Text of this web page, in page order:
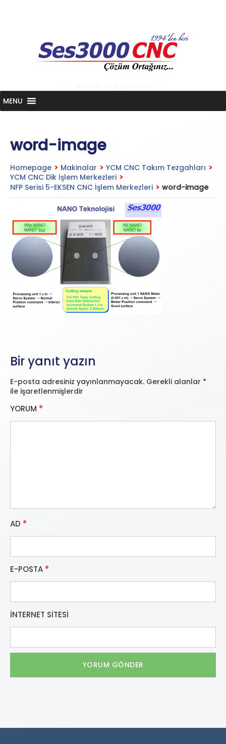
content
MENU
word-image
Homepage > Makinalar > YCM CNC Takım Tezgahları >
YCM CNC Dik İşlem Merkezleri >
NFP Serisi 5-EKSEN CNC İşlem Merkezleri > word-image
Bir yanıt yazın
E-posta adresiniz yayınlanmayacak. Gerekli alanlar *
ile işaretlenmişlerdir
YORUM *
AD *
E-POSTA *
İNTERNET SITESI